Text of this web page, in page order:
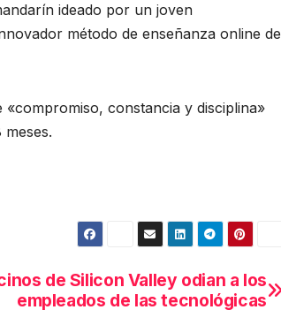
ideado por un joven
método de enseñanza online de
constancia y disciplina»
de Silicon Valley odian a los
empleados de las tecnológicas